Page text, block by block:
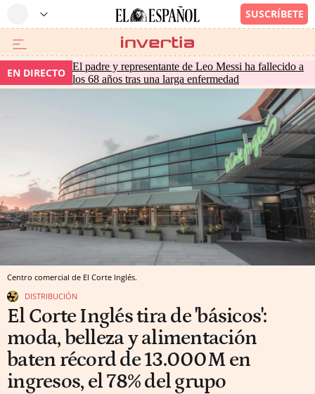
EN DIRECTO El padre y representante de Leo Messi ha fallecido a
los 68 años tras una larga enfermedad
Centro comercial de El Corte Inglés.
DISTRIBUCIÓN
El Corte Inglés tira de 'básicos':
moda, belleza y alimentación
baten récord de 13.000M en
ingresos, el 78% del grupo